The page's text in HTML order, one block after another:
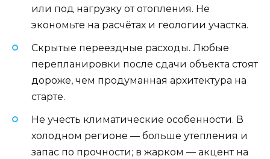
или под нагрузку от отопления. Не
экономьте на расчётах и геологии участка.
Скрытые переездные расходы. Любые
перепланировки после сдачи объекта стоят
дороже, чем продуманная архитектура на
старте.
Не учесть климатические особенности. В
холодном регионе — больше утепления и
запас по прочности; в жарком — акцент на